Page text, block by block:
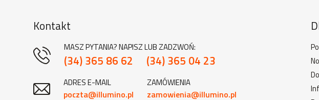
Kontakt
MASZ PYTANIA? NAPISZ LUB ZADZWOŃ:
(34) 365 86 62 (34) 365 04 23
ADRES E-MAIL
poczta@illumino.pl
ZAMÓWIENIA
zamowienia@illumino.pl